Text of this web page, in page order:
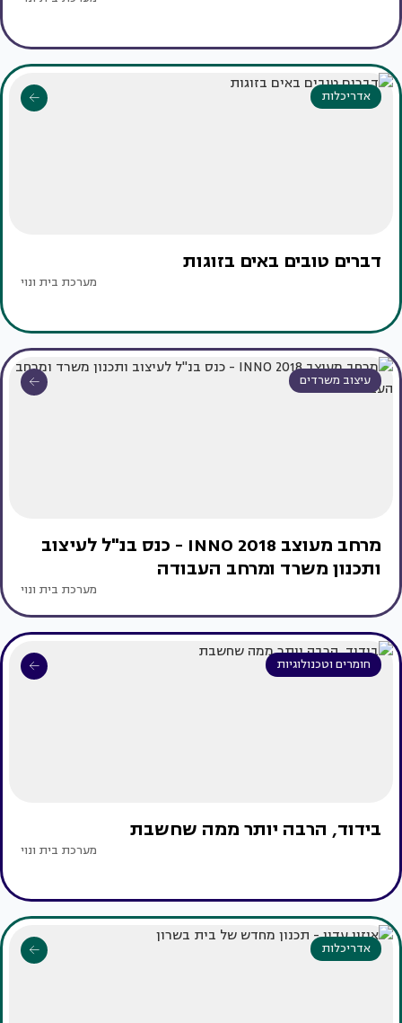
אדריכלות
דברים טובים באים בזוגות
מערכת בית ונוי
עיצוב משרדים
מרחב מעוצב INNO 2018 - כנס בנ"ל לעיצוב
ותכנון משרד ומרחב העבודה
מערכת בית ונוי
חומרים וטכנולוגיות
בידוד, הרבה יותר ממה שחשבת
מערכת בית ונוי
אדריכלות